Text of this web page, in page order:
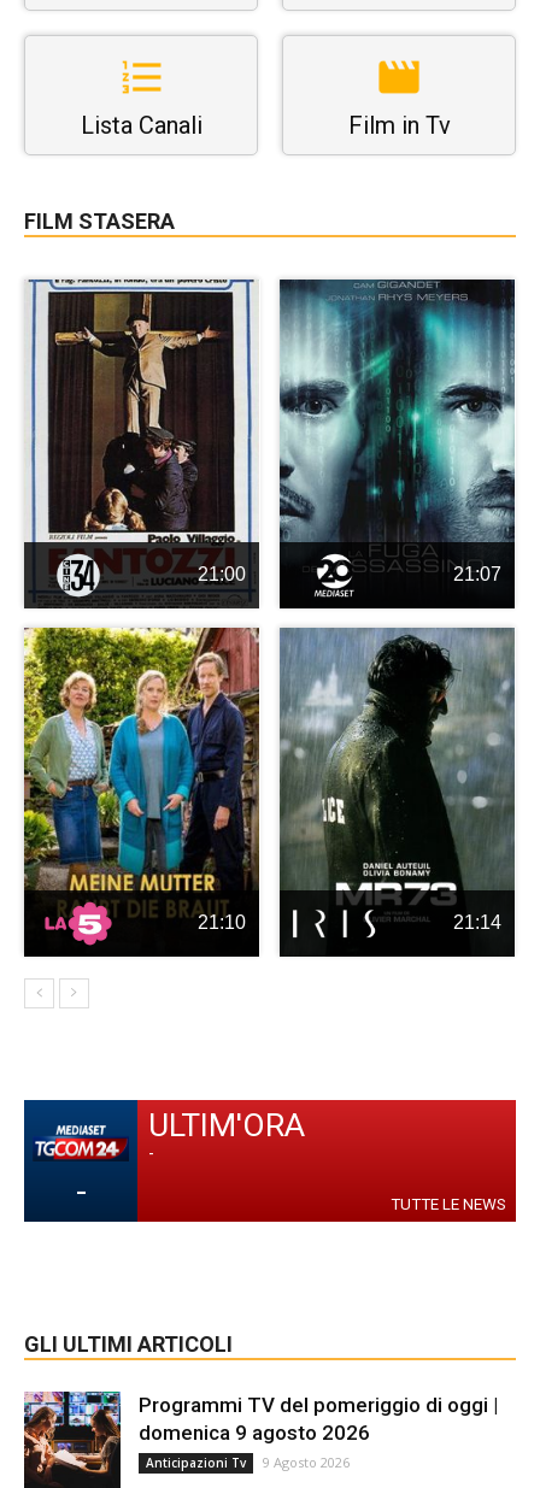
Lista Canali Film in Tv
FILM STASERA
21:00 21:07
21:10 21:14
-
ULTIM'ORA
-
TUTTE LE NEWS
GLI ULTIMI ARTICOLI
Programmi TV del pomeriggio di oggi |
domenica 9 agosto 2026
Anticipazioni Tv 9 Agosto 2026